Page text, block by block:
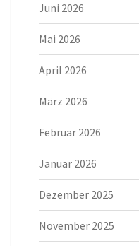
Juni 2026
Mai 2026
April 2026
März 2026
Februar 2026
Januar 2026
Dezember 2025
November 2025